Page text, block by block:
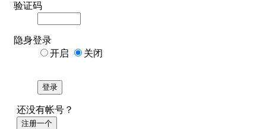
验证码
隐身登录
开启
关闭
登录
还没有帐号？
注册一个